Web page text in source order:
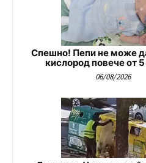
Спешно! Пепи не може
кислород повече от
06/08/2026